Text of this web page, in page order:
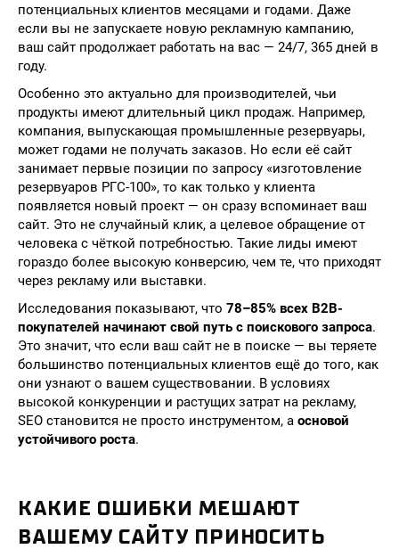
потенциальных клиентов месяцами и годами. Даже
если вы не запускаете новую рекламную кампанию,
ваш сайт продолжает работать на вас — 24/7, 365 дней в
году.
Особенно это актуально для производителей, чьи
продукты имеют длительный цикл продаж. Например,
компания, выпускающая промышленные резервуары,
может годами не получать заказов. Но если её сайт
занимает первые позиции по запросу «изготовление
резервуаров РГС-100», то как только у клиента
появляется новый проект — он сразу вспоминает ваш
сайт. Это не случайный клик, а целевое обращение от
человека с чёткой потребностью. Такие лиды имеют
гораздо более высокую конверсию, чем те, что приходят
через рекламу или выставки.
Исследования показывают, что 78–85% всех B2B-
покупателей начинают свой путь с поискового запроса.
Это значит, что если ваш сайт не в поиске — вы теряете
большинство потенциальных клиентов ещё до того, как
они узнают о вашем существовании. В условиях
высокой конкуренции и растущих затрат на рекламу,
SEO становится не просто инструментом, а основой
устойчивого роста.
КАКИЕ ОШИБКИ МЕШАЮТ
ВАШЕМУ САЙТУ ПРИНОСИТЬ